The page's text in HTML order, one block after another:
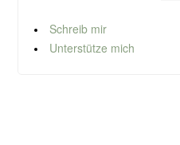
Schreib mir
Unterstütze mich